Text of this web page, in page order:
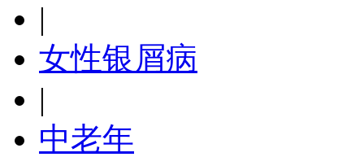
|
女性银屑病
|
中老年